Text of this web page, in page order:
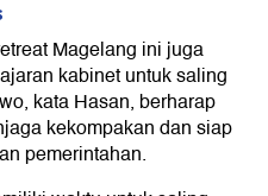
Magelang ini juga
kabinet untuk saling
kata Hasan, berharap
kekompakan dan siap
pemerintahan.